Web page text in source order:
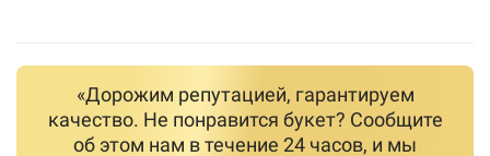
«Дорожим репутацией, гарантируем
качество. Не понравится букет? Сообщите
об этом нам в течение 24 часов, и мы